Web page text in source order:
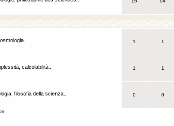
1 1
calcolabilità..
1 1
filosofia della scienza..
0 0